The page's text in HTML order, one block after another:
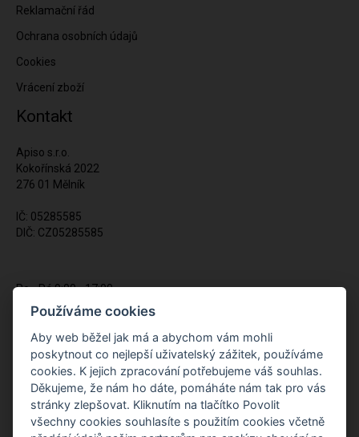
Reklamační řád
Ochrana osobních údajů
Cookies
Vrácení zboží
Kontakt
Apiso s.r.o.
Kokořínská 2022
276 01 Mělník
IČ: 05285585
DIČ: CZ05285585
Po - Pá 9:00 - 17:00
(12:00 - 12:30 pauza)
Napište nám kdykoliv!
info@apiso.cz
Používáme cookies
Aby web běžel jak má a abychom vám mohli
poskytnout co nejlepší uživatelský zážitek, používáme
cookies. K jejich zpracování potřebujeme váš souhlas.
Děkujeme, že nám ho dáte, pomáháte nám tak pro vás
stránky zlepšovat. Kliknutím na tlačítko Povolit
všechny cookies souhlasíte s použitím cookies včetně